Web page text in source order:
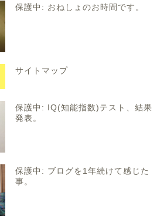
保護中: おねしょのお時間です。
サイトマップ
保護中: IQ(知能指数)テスト、結果
発表。
保護中: ブログを1年続けて感じた
事。